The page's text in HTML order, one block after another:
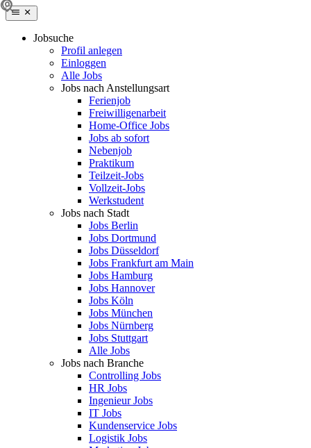
Jobsuche
Profil anlegen
Einloggen
Alle Jobs
Jobs nach Anstellungsart
Ferienjob
Freiwilligenarbeit
Home-Office Jobs
Jobs ab sofort
Nebenjob
Praktikum
Teilzeit-Jobs
Vollzeit-Jobs
Werkstudent
Jobs nach Stadt
Jobs Berlin
Jobs Dortmund
Jobs Düsseldorf
Jobs Frankfurt am Main
Jobs Hamburg
Jobs Hannover
Jobs Köln
Jobs München
Jobs Nürnberg
Jobs Stuttgart
Alle Jobs
Jobs nach Branche
Controlling Jobs
HR Jobs
Ingenieur Jobs
IT Jobs
Kundenservice Jobs
Logistik Jobs